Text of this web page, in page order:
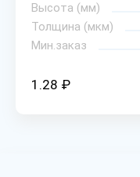
Высота (мм)
Толщина (мкм)
Мин.заказ
1.28 ₽